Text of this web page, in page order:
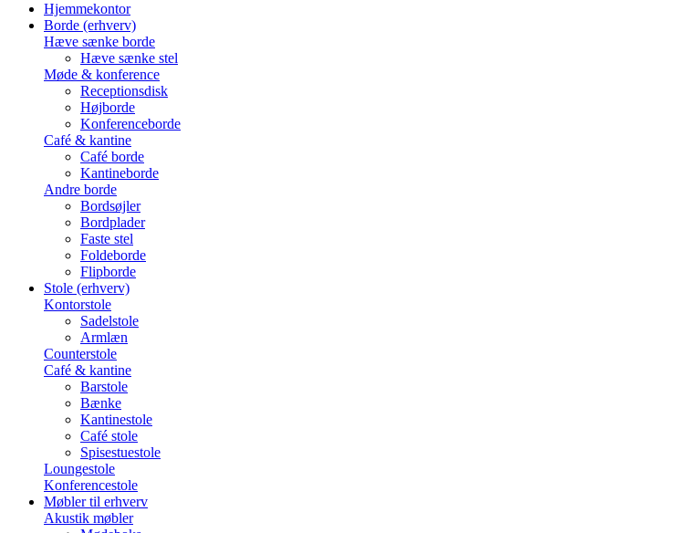
Hjemmekontor
Borde (erhverv)
Hæve sænke borde
Hæve sænke stel
Møde & konference
Receptionsdisk
Højborde
Konferenceborde
Café & kantine
Café borde
Kantineborde
Andre borde
Bordsøjler
Bordplader
Faste stel
Foldeborde
Flipborde
Stole (erhverv)
Kontorstole
Sadelstole
Armlæn
Counterstole
Café & kantine
Barstole
Bænke
Kantinestole
Café stole
Spisestuestole
Loungestole
Konferencestole
Møbler til erhverv
Akustik møbler